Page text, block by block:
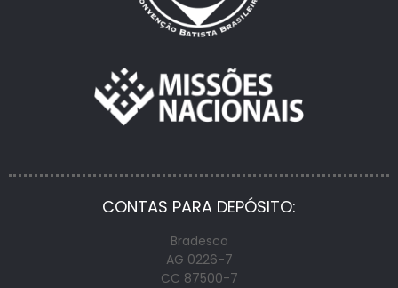
CONTAS PARA DEPÓSITO:
Bradesco
AG 0226-7
CC 87500-7